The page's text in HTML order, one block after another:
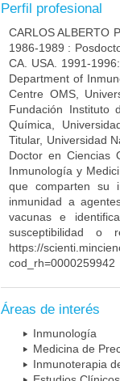
Perfil profesional
CARLOS ALBERTO
1986-1989 :
CA. USA. 1991-
Department of
Centre OMS,
Fundación Instituto
Química,
Titular, Universidad
Doctor en Ciencias
Inmunología y
que comparten su
inmunidad a
vacunas e
susceptibilidad o
https://
cod_rh=0000259942
Áreas de interés
Inmunología
Medicina de
Inmunoterapia